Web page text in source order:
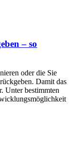
– so
oder die Sie
Damit das
Unter bestimmten